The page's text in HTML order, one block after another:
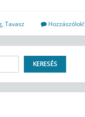
,Tavasz Hozzászólok!
KERESÉS